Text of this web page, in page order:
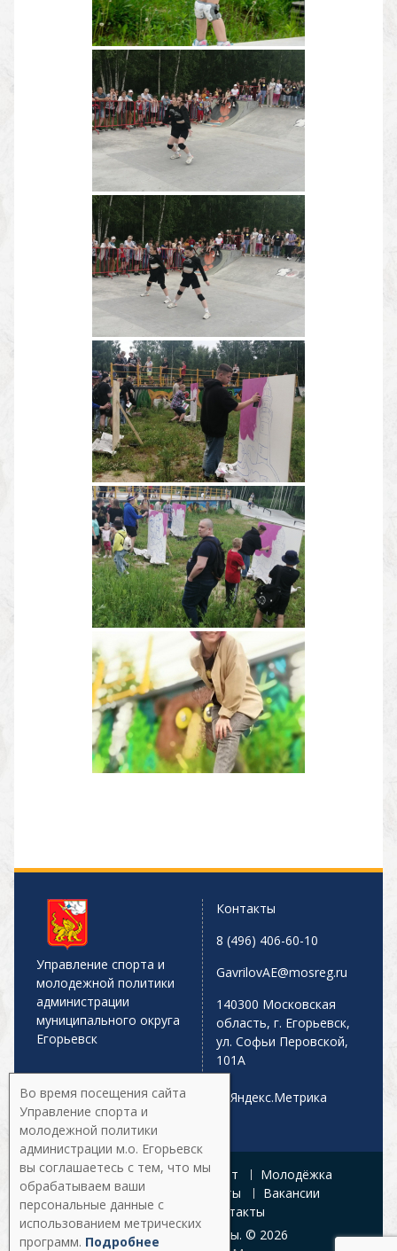
Управление спорта и
молодежной политики
администрации
муниципального округа
Егорьевск
Контакты
8 (496) 406-60-10
GavrilovAE@mosreg.ru
140300 Московская
область, г. Егорьевск,
ул. Софьи Перовской,
101А
Главная Афиша Спорт
Молодёжка
Управление
Документы
Вакансии
Галерея
Контакты
Все права защищены. © 2026
Во время посещения сайта
Управление спорта и
молодежной политики
администрации м.о. Егорьевск
вы соглашаетесь с тем, что мы
обрабатываем ваши
персональные данные с
использованием метрических
программ. Подробнее